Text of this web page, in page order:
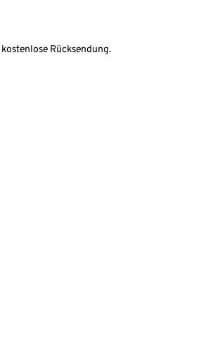
Rücksendung.